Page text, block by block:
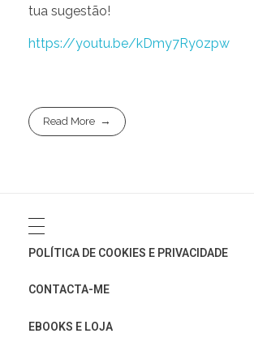
tua sugestão!
https://youtu.be/kDmy7Ry0zpw
Read More
POLÍTICA DE COOKIES E PRIVACIDADE
CONTACTA-ME
EBOOKS E LOJA